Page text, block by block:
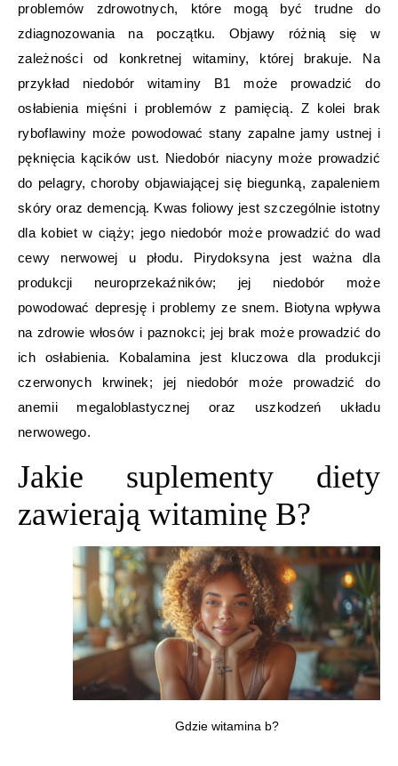
problemów zdrowotnych, które mogą być trudne do
zdiagnozowania na początku. Objawy różnią się w
zależności od konkretnej witaminy, której brakuje. Na
przykład niedobór witaminy B1 może prowadzić do
osłabienia mięśni i problemów z pamięcią. Z kolei brak
ryboflawiny może powodować stany zapalne jamy ustnej i
pęknięcia kącików ust. Niedobór niacyny może prowadzić
do pelagry, choroby objawiającej się biegunką, zapaleniem
skóry oraz demencją. Kwas foliowy jest szczególnie istotny
dla kobiet w ciąży; jego niedobór może prowadzić do wad
cewy nerwowej u płodu. Pirydoksyna jest ważna dla
produkcji neuroprzekaźników; jej niedobór może
powodować depresję i problemy ze snem. Biotyna wpływa
na zdrowie włosów i paznokci; jej brak może prowadzić do
ich osłabienia. Kobalamina jest kluczowa dla produkcji
czerwonych krwinek; jej niedobór może prowadzić do
anemii megaloblastycznej oraz uszkodzeń układu
nerwowego.
Jakie suplementy diety
zawierają witaminę B?
Gdzie witamina b?